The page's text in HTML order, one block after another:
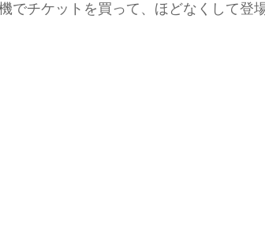
でチケットを買って、ほどなくして登